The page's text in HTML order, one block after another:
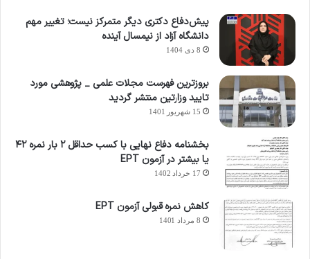
پیش‌دفاع دکتری دیگر متمرکز نیست؛ تغییر مهم
دانشگاه آزاد از نیمسال آینده
8 دی 1404
بروزترین فهرست مجلات علمی _ پژوهشی مورد
تایید وزارتین منتشر گردید
15 شهریور 1401
بخشنامه دفاع نهایی با کسب حداقل ۲ بار نمره ۴۲
یا بیشتر در آزمون EPT
17 خرداد 1402
کاهش نمره قبولی آزمون EPT
8 مرداد 1401